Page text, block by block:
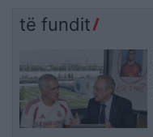
të fundit